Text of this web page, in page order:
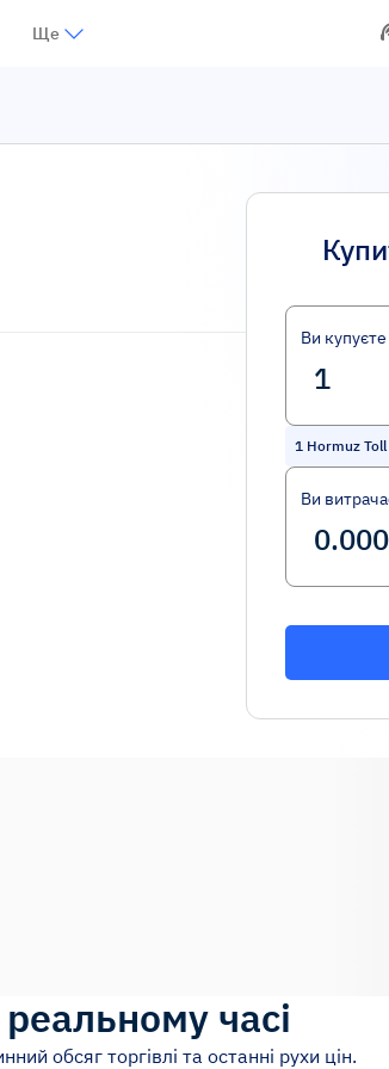
Ще
Ви купуєте
1 Hormuz
Ви
часі
обсяг торгівлі та останні рухи цін.